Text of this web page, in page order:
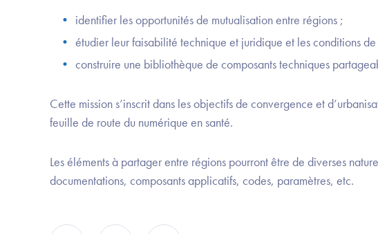
identifier les opportunités de mutualisation entre régions ;
étudier leur faisabilité technique et juridique et les conditions de
construire une bibliothèque de composants techniques
Cette mission s’inscrit dans les objectifs de convergence et
feuille de route du numérique en santé.
Les éléments à partager entre régions pourront être de diverses
documentations, composants applicatifs, codes, paramètres, etc.